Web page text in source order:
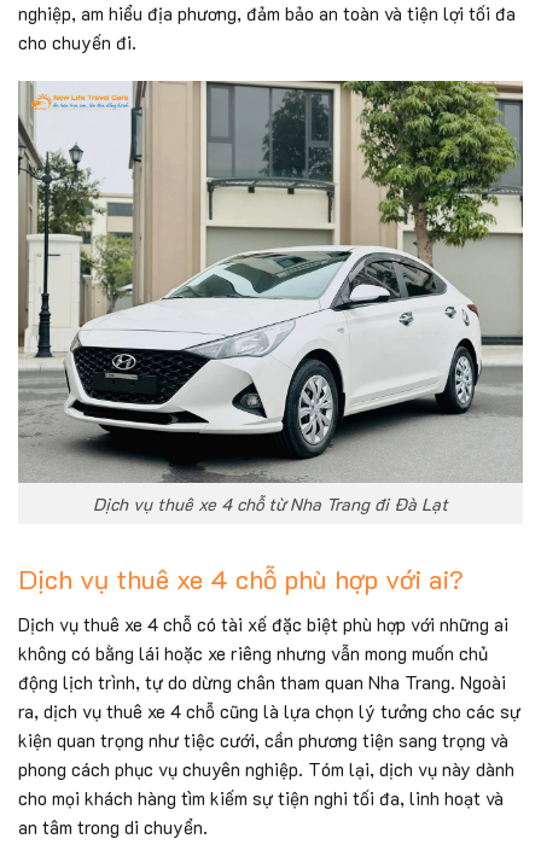
nghiệp, am hiểu địa phương, đảm bảo an toàn và tiện lợi tối đa
cho chuyến đi.
Dịch vụ thuê xe 4 chỗ từ Nha Trang đi Đà Lạt
Dịch vụ thuê xe 4 chỗ phù hợp với ai?
Dịch vụ thuê xe 4 chỗ có tài xế đặc biệt phù hợp với những ai
không có bằng lái hoặc xe riêng nhưng vẫn mong muốn chủ
động lịch trình, tự do dừng chân tham quan Nha Trang. Ngoài
ra, dịch vụ thuê xe 4 chỗ cũng là lựa chọn lý tưởng cho các sự
kiện quan trọng như tiệc cưới, cần phương tiện sang trọng và
phong cách phục vụ chuyên nghiệp. Tóm lại, dịch vụ này dành
cho mọi khách hàng tìm kiếm sự tiện nghi tối đa, linh hoạt và
an tâm trong di chuyển.